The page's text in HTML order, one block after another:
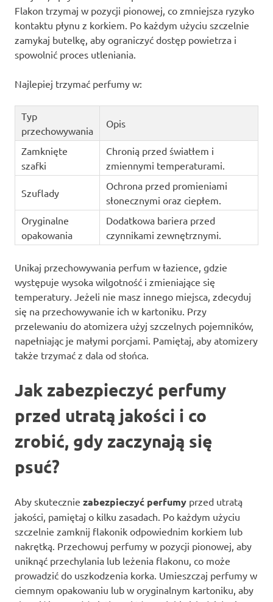
Flakon trzymaj w pozycji pionowej, co zmniejsza ryzyko
kontaktu płynu z korkiem. Po każdym użyciu szczelnie
zamykaj butelkę, aby ograniczyć dostęp powietrza i
spowolnić proces utleniania.
Najlepiej trzymać perfumy w:
Typ
przechowywania
Opis
Zamknięte
szafki
Chronią przed światłem i
zmiennymi temperaturami.
Szuflady
Ochrona przed promieniami
słonecznymi oraz ciepłem.
Oryginalne
opakowania
Dodatkowa bariera przed
czynnikami zewnętrznymi.
Unikaj przechowywania perfum w łazience, gdzie
występuje wysoka wilgotność i zmieniające się
temperatury. Jeżeli nie masz innego miejsca, zdecyduj
się na przechowywanie ich w kartoniku. Przy
przelewaniu do atomizera użyj szczelnych pojemników,
napełniając je małymi porcjami. Pamiętaj, aby atomizery
także trzymać z dala od słońca.
Jak zabezpieczyć perfumy
przed utratą jakości i co
zrobić, gdy zaczynają się
psuć?
Aby skutecznie zabezpieczyć perfumy przed utratą
jakości, pamiętaj o kilku zasadach. Po każdym użyciu
szczelnie zamknij flakonik odpowiednim korkiem lub
nakrętką. Przechowuj perfumy w pozycji pionowej, aby
uniknąć przechylania lub leżenia flakonu, co może
prowadzić do uszkodzenia korka. Umieszczaj perfumy w
ciemnym opakowaniu lub w oryginalnym kartoniku, aby